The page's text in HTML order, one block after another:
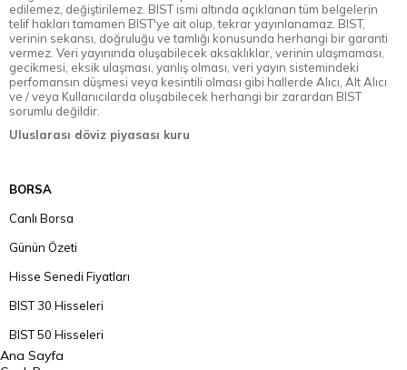
edilemez, değiştirilemez. BIST ismi altında açıklanan tüm belgelerin
telif hakları tamamen BIST'ye ait olup, tekrar yayınlanamaz. BIST,
verinin sekansı, doğruluğu ve tamlığı konusunda herhangi bir garanti
vermez. Veri yayınında oluşabilecek aksaklıklar, verinin ulaşmaması,
gecikmesi, eksik ulaşması, yanlış olması, veri yayın sistemindeki
perfomansın düşmesi veya kesintili olması gibi hallerde Alıcı, Alt Alıcı
ve / veya Kullanıcılarda oluşabilecek herhangi bir zarardan BIST
sorumlu değildir.
Uluslarası döviz piyasası kuru
BORSA
Canlı Borsa
Günün Özeti
Hisse Senedi Fiyatları
BIST 30 Hisseleri
BIST 50 Hisseleri
BIST 100 Hisseleri
Ana Sayfa